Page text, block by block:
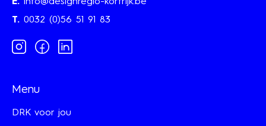
T. 0032 (0)56 51 91 83
InstagramFacebook
Menu
DRK voor jou